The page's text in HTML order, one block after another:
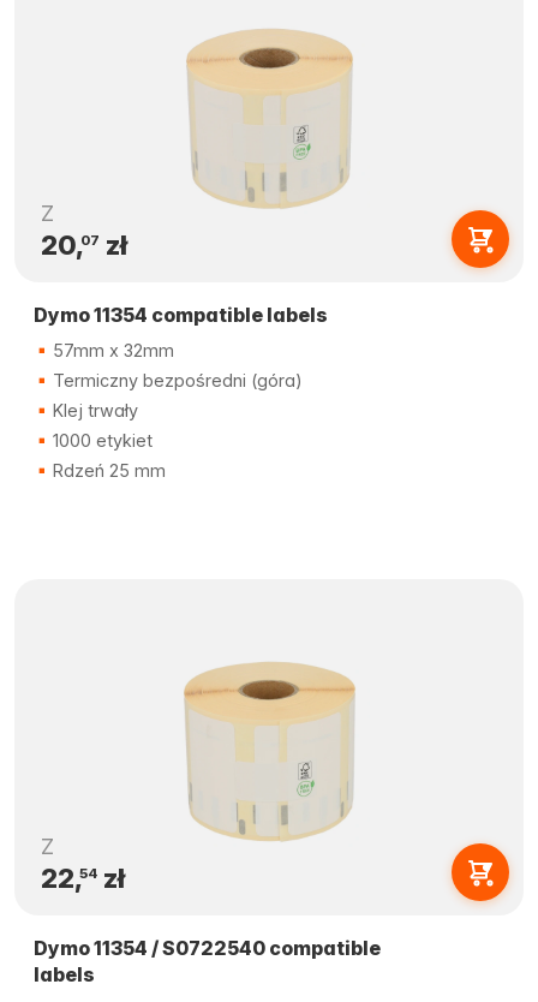
Z
20,07 zł
Dymo 11354 compatible labels
57mm x 32mm
Termiczny bezpośredni (góra)
Klej trwały
1000 etykiet
Rdzeń 25 mm
Z
22,54zł
Dymo 11354 / S0722540 compatible
labels